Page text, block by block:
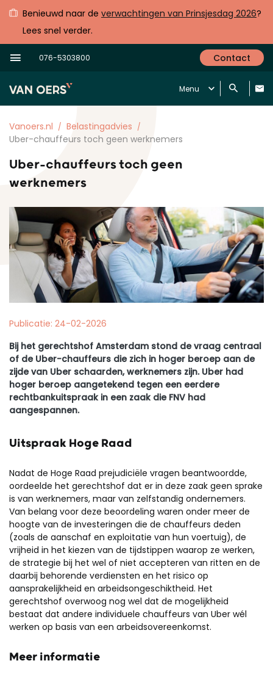
Benieuwd naar de verwachtingen van Prinsjesdag 2026?
Lees snel verder.
076-5303800 Contact
Menu
Vanoers.nl
Belastingadvies
Uber-chauffeurs toch geen werknemers
Uber-chauffeurs toch geen
werknemers
Publicatie: 24-02-2026
Bij het gerechtshof Amsterdam stond de vraag centraal
of de Uber-chauffeurs die zich in hoger beroep aan de
zijde van Uber schaarden, werknemers zijn. Uber had
hoger beroep aangetekend tegen een eerdere
rechtbankuitspraak in een zaak die FNV had
aangespannen.
Uitspraak Hoge Raad
Nadat de Hoge Raad prejudiciële vragen beantwoordde,
oordeelde het gerechtshof dat er in deze zaak geen sprake
is van werknemers, maar van zelfstandig ondernemers.
Van belang voor deze beoordeling waren onder meer de
hoogte van de investeringen die de chauffeurs deden
(zoals de aanschaf en exploitatie van hun voertuig), de
vrijheid in het kiezen van de tijdstippen waarop ze werken,
de strategie bij het wel of niet accepteren van ritten en de
daarbij behorende verdiensten en het risico op
aansprakelijkheid en arbeidsongeschiktheid. Het
gerechtshof overwoog nog wel dat de mogelijkheid
bestaat dat andere individuele chauffeurs van Uber wél
werken op basis van een arbeidsovereenkomst.
Meer informatie